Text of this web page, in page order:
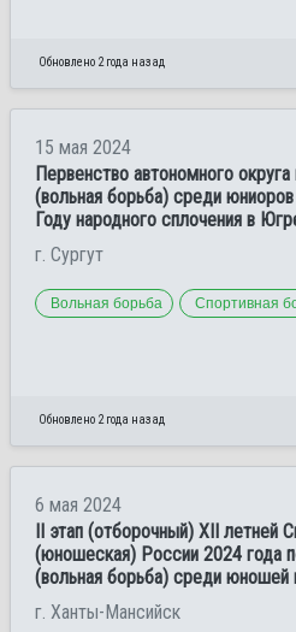
Обновлено 2 года назад
15 мая 2024
Первенство автономного округа
(вольная борьба) среди
Году народного сплочения в
г. Сургут
Вольная борьба Спортивная
Обновлено 2 года назад
6 мая 2024
II этап (отборочный) XII летней
(юношеская) России 2024 года
(вольная борьба) среди
г. Ханты-Мансийск